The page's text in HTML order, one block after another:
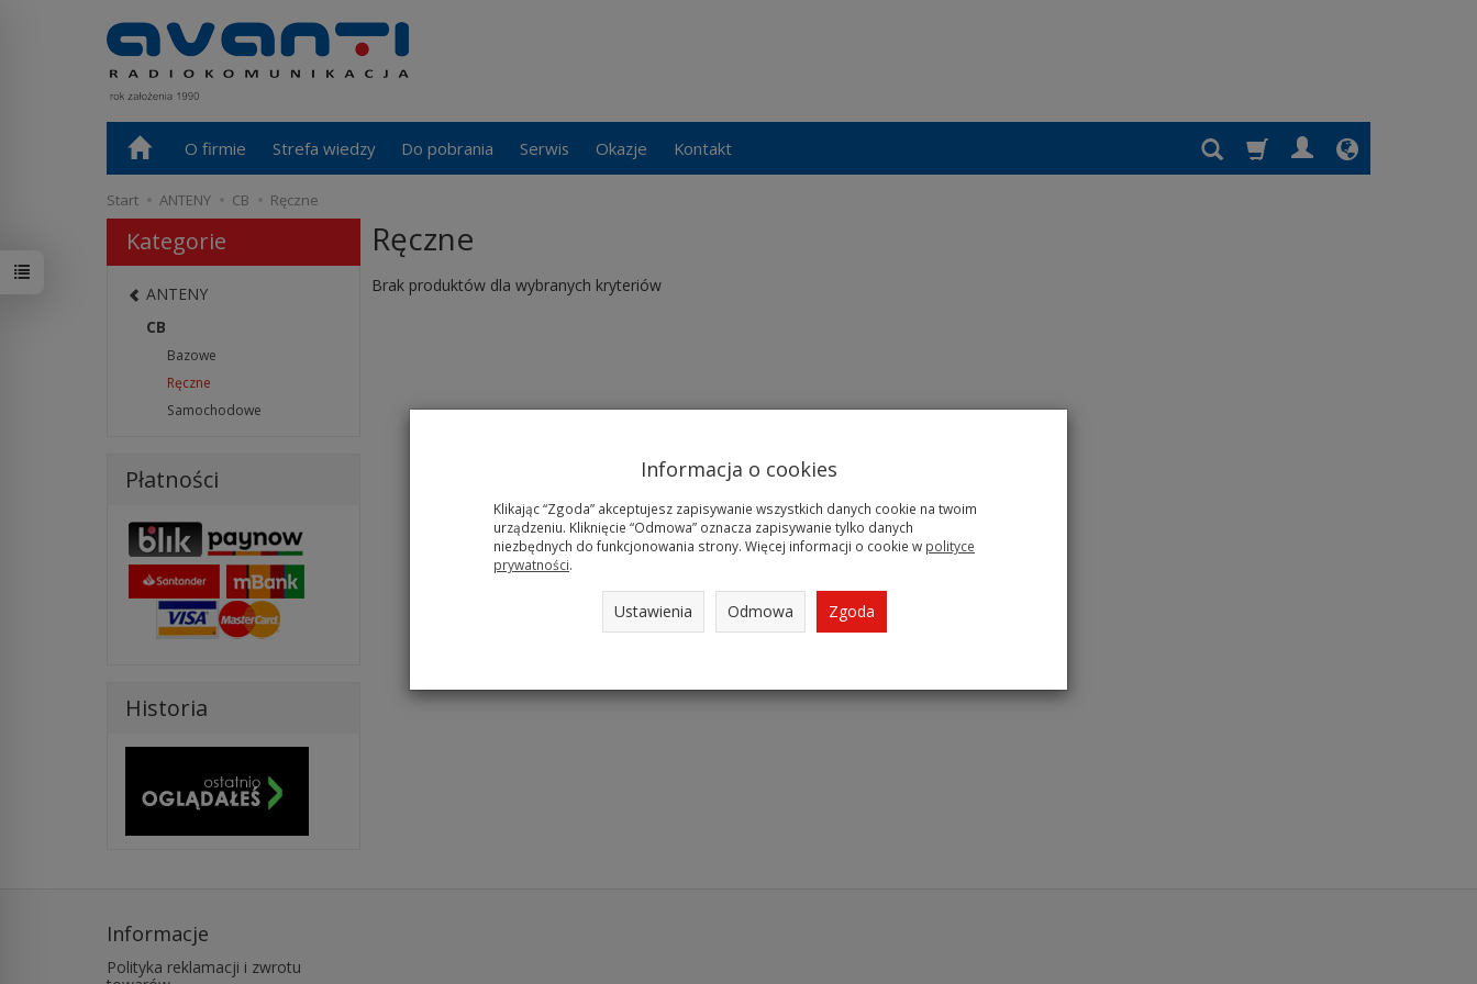
O firmie Strefa wiedzy Do pobrania Serwis Okazje Kontakt
Start ANTENY CB Ręczne
Ręczne
Brak produktów dla wybranych kryteriów
Kategorie
ANTENY
CB
Bazowe
Ręczne
Samochodowe
Płatności
Historia
Informacje
Polityka reklamacji i zwrotu
Informacja o cookies
Klikając “Zgoda” akceptujesz zapisywanie wszystkich danych cookie na twoim
urządzeniu. Kliknięcie “Odmowa” oznacza zapisywanie tylko danych
niezbędnych do funkcjonowania strony. Więcej informacji o cookie w polityce
prywatności.
Ustawienia Odmowa Zgoda